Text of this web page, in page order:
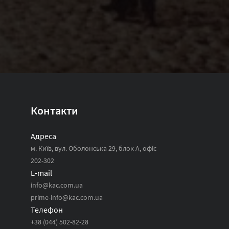
Контакти
Адреса
м. Київ, вул. Оболонська 29, блок А, офіс
202-302
E-mail
info@kac.com.ua
prime-info@kac.com.ua
Телефон
+38 (044) 502-82-28